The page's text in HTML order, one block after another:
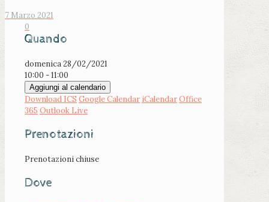
7 Marzo 2021
0
Quando
domenica 28/02/2021
10:00 - 11:00
Aggiungi al calendario
Download ICS Google Calendar iCalendarOffice
365 Outlook Live
Prenotazioni
Prenotazioni chiuse
Dove